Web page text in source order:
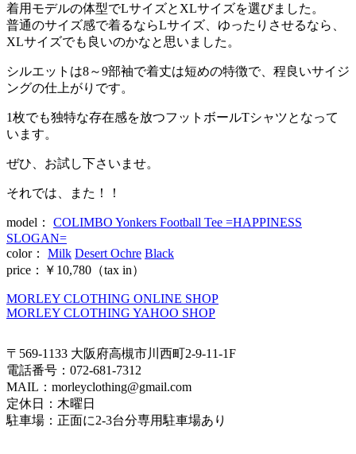
着用モデルの体型でLサイズとXLサイズを選びました。
普通のサイズ感で着るならLサイズ、ゆったりさせるなら、
XLサイズでも良いのかなと思いました。
シルエットは8～9部袖で着丈は短めの特徴で、程良いサイジ
ングの仕上がりです。
1枚でも独特な存在感を放つフットボールTシャツとなって
います。
ぜひ、お試し下さいませ。
それでは、また！！
model： COLIMBO Yonkers Football Tee =HAPPINESS
SLOGAN=
color： Milk Desert Ochre Black
price：￥10,780（tax in）
MORLEY CLOTHING ONLINE SHOP
MORLEY CLOTHING YAHOO SHOP
〒569-1133 大阪府高槻市川西町2-9-11-1F
電話番号：072-681-7312
MAIL：morleyclothing@gmail.com
定休日：木曜日
駐車場：正面に2-3台分専用駐車場あり